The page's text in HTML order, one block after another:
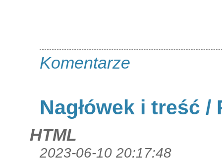
Komentarze
Nagłówek i treść
HTML
2023-06-10 20:17:48